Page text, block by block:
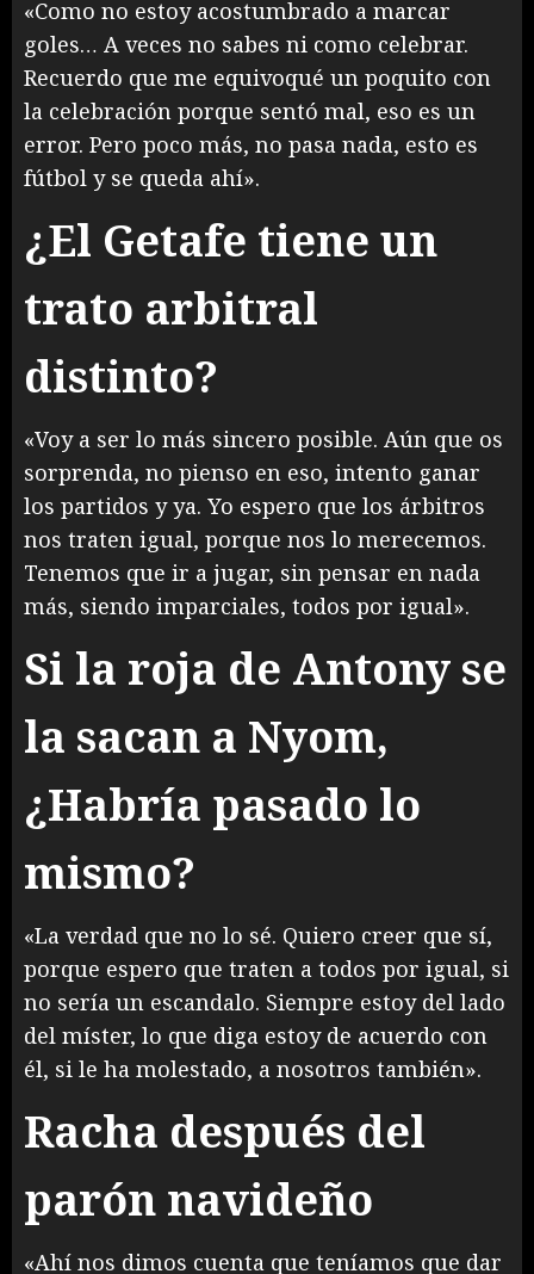
«Como no estoy acostumbrado a marcar
goles… A veces no sabes ni como celebrar.
Recuerdo que me equivoqué un poquito con
la celebración porque sentó mal, eso es un
error. Pero poco más, no pasa nada, esto es
fútbol y se queda ahí».
¿El Getafe tiene un
trato arbitral
distinto?
«Voy a ser lo más sincero posible. Aún que os
sorprenda, no pienso en eso, intento ganar
los partidos y ya. Yo espero que los árbitros
nos traten igual, porque nos lo merecemos.
Tenemos que ir a jugar, sin pensar en nada
más, siendo imparciales, todos por igual».
Si la roja de Antony se
la sacan a Nyom,
¿Habría pasado lo
mismo?
«La verdad que no lo sé. Quiero creer que sí,
porque espero que traten a todos por igual, si
no sería un escandalo. Siempre estoy del lado
del míster, lo que diga estoy de acuerdo con
él, si le ha molestado, a nosotros también».
Racha después del
parón navideño
«Ahí nos dimos cuenta que teníamos que dar